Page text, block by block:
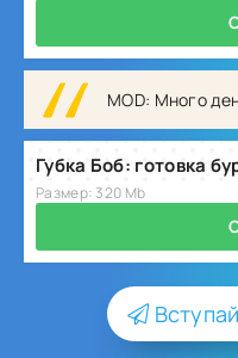
MOD: Много
Размер: 320 Mb